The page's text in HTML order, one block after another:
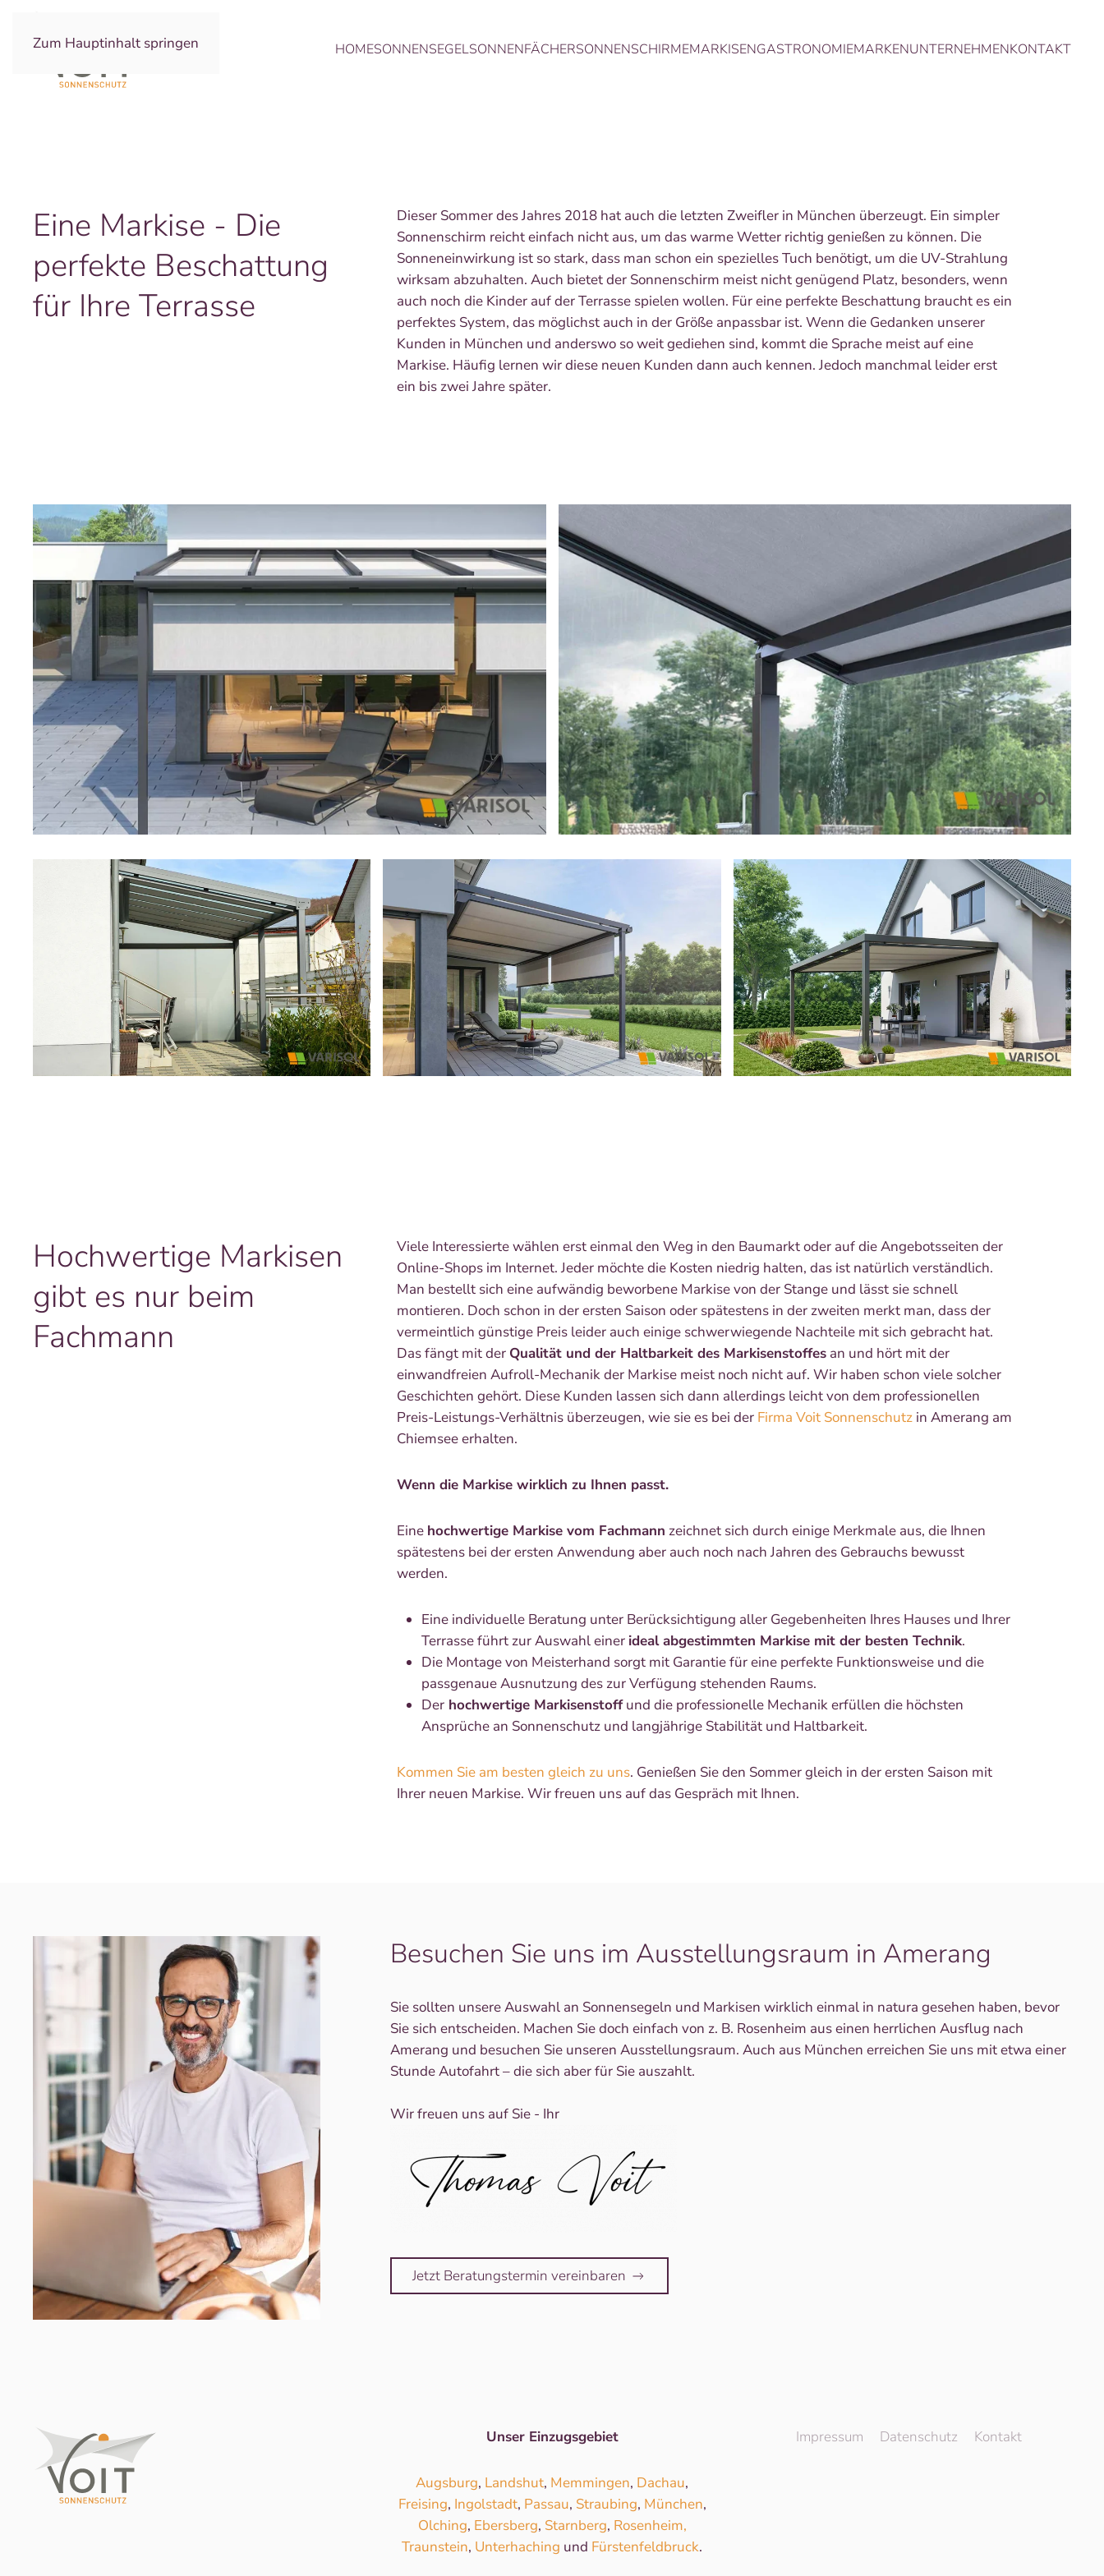
Zum Hauptinhalt springen HOMESONNENSEGELSONNENFÄCHERSONNENSCHIRMEMARKISENGASTRONOMIEMARKENUNTERNEHMENKONTAKT
Eine Markise - Die
perfekte Beschattung
für Ihre Terrasse
Dieser Sommer des Jahres 2018 hat auch die letzten Zweifler in München überzeugt. Ein simpler
Sonnenschirm reicht einfach nicht aus, um das warme Wetter richtig genießen zu können. Die
Sonneneinwirkung ist so stark, dass man schon ein spezielles Tuch benötigt, um die UV-Strahlung
wirksam abzuhalten. Auch bietet der Sonnenschirm meist nicht genügend Platz, besonders, wenn
auch noch die Kinder auf der Terrasse spielen wollen. Für eine perfekte Beschattung braucht es ein
perfektes System, das möglichst auch in der Größe anpassbar ist. Wenn die Gedanken unserer
Kunden in München und anderswo so weit gediehen sind, kommt die Sprache meist auf eine
Markise. Häufig lernen wir diese neuen Kunden dann auch kennen. Jedoch manchmal leider erst
ein bis zwei Jahre später.
Hochwertige Markisen
gibt es nur beim
Fachmann
Viele Interessierte wählen erst einmal den Weg in den Baumarkt oder auf die Angebotsseiten der
Online-Shops im Internet. Jeder möchte die Kosten niedrig halten, das ist natürlich verständlich.
Man bestellt sich eine aufwändig beworbene Markise von der Stange und lässt sie schnell
montieren. Doch schon in der ersten Saison oder spätestens in der zweiten merkt man, dass der
vermeintlich günstige Preis leider auch einige schwerwiegende Nachteile mit sich gebracht hat.
Das fängt mit der Qualität und der Haltbarkeit des Markisenstoffes an und hört mit der
einwandfreien Aufroll-Mechanik der Markise meist noch nicht auf. Wir haben schon viele solcher
Geschichten gehört. Diese Kunden lassen sich dann allerdings leicht von dem professionellen
Preis-Leistungs-Verhältnis überzeugen, wie sie es bei der Firma Voit Sonnenschutz in Amerang am
Chiemsee erhalten.
Wenn die Markise wirklich zu Ihnen passt.
Eine hochwertige Markise vom Fachmann zeichnet sich durch einige Merkmale aus, die Ihnen
spätestens bei der ersten Anwendung aber auch noch nach Jahren des Gebrauchs bewusst
werden.
Eine individuelle Beratung unter Berücksichtigung aller Gegebenheiten Ihres Hauses und Ihrer
Terrasse führt zur Auswahl einer ideal abgestimmten Markise mit der besten Technik.
Die Montage von Meisterhand sorgt mit Garantie für eine perfekte Funktionsweise und die
passgenaue Ausnutzung des zur Verfügung stehenden Raums.
Der hochwertige Markisenstoff und die professionelle Mechanik erfüllen die höchsten
Ansprüche an Sonnenschutz und langjährige Stabilität und Haltbarkeit.
Kommen Sie am besten gleich zu uns. Genießen Sie den Sommer gleich in der ersten Saison mit
Ihrer neuen Markise. Wir freuen uns auf das Gespräch mit Ihnen.
Besuchen Sie uns im Ausstellungsraum in Amerang
Sie sollten unsere Auswahl an Sonnensegeln und Markisen wirklich einmal in natura gesehen haben, bevor
Sie sich entscheiden. Machen Sie doch einfach von z. B. Rosenheim aus einen herrlichen Ausflug nach
Amerang und besuchen Sie unseren Ausstellungsraum. Auch aus München erreichen Sie uns mit etwa einer
Stunde Autofahrt – die sich aber für Sie auszahlt.
Wir freuen uns auf Sie - Ihr
Jetzt Beratungstermin vereinbaren
Unser Einzugsgebiet
Augsburg, Landshut, Memmingen, Dachau,
Freising, Ingolstadt, Passau, Straubing, München,
Olching, Ebersberg, Starnberg, Rosenheim,
Traunstein, Unterhaching und Fürstenfeldbruck.
Impressum Datenschutz Kontakt